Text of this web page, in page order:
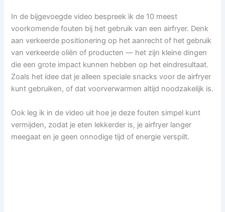
In de bijgevoegde video bespreek ik de 10 meest
voorkomende fouten bij het gebruik van een airfryer. Denk
aan verkeerde positionering op het aanrecht of het gebruik
van verkeerde oliën of producten — het zijn kleine dingen
die een grote impact kunnen hebben op het eindresultaat.
Zoals het idee dat je alleen speciale snacks voor de airfryer
kunt gebruiken, of dat voorverwarmen altijd noodzakelijk is.
Ook leg ik in de video uit hoe je deze fouten simpel kunt
vermijden, zodat je eten lekkerder is, je airfryer langer
meegaat en je geen onnodige tijd of energie verspilt.